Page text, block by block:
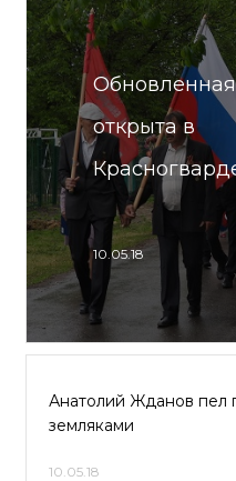
открыта в
10.05.18
Анатолий Жданов пел
земляками
10.05.18